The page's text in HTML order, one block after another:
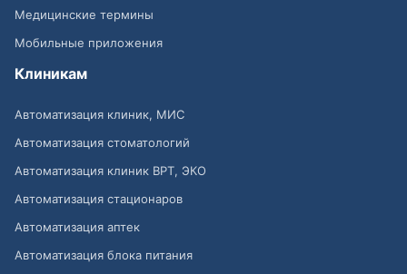
Медицинские термины
Мобильные приложения
Клиникам
Автоматизация клиник, МИС
Автоматизация стоматологий
Автоматизация клиник ВРТ, ЭКО
Автоматизация стационаров
Автоматизация аптек
Автоматизация блока питания